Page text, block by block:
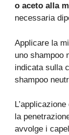
o aceto alla
necessaria
Applicare la
uno shampoo
indicata sulla
shampoo
la
avvolge i